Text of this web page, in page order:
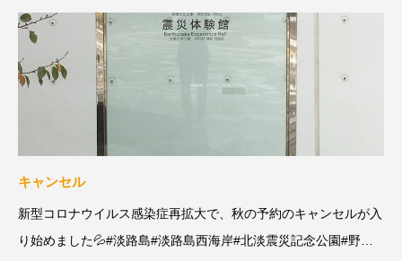
キャンセル
新型コロナウイルス感染症再拡大で、秋の予約のキャンセルが入
り始めました💦#淡路島#淡路島西海岸#北淡震災記念公園#野島